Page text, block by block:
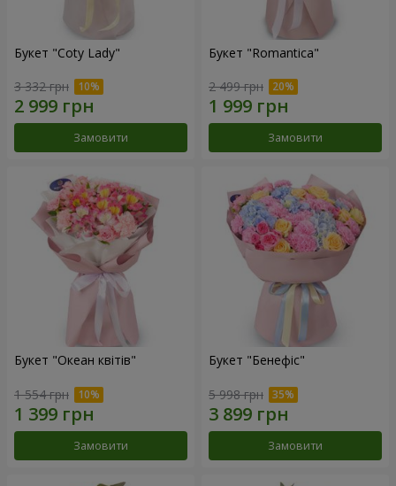
Букет "Coty Lady"
3 332 грн
Замовити
Букет "Romantica"
2 499 грн
Замовити
Букет "Океан квітів"
1 554 грн
Замовити
Букет "Бенефіс"
5 998 грн
Замовити